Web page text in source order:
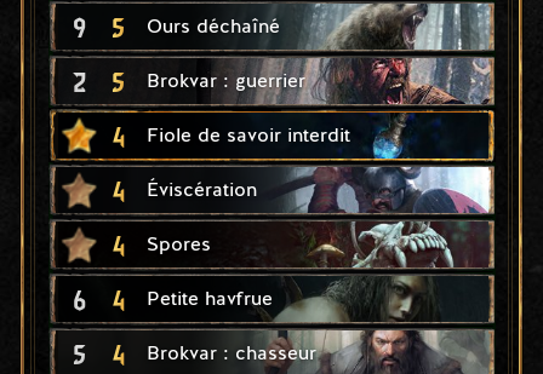
9 5 Ours déchaîné
2 5 Brokvar : guerrier
4 Fiole de savoir interdit
4 Éviscération
4 Spores
6 4 Petite havfrue
5 4 Brokvar : chasseur